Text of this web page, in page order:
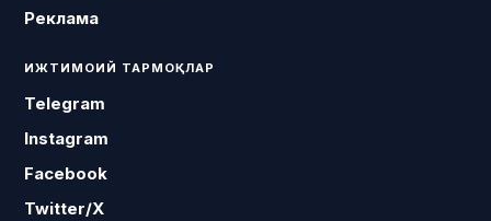
Реклама
ИЖТИМОИЙ ТАРМОҚЛАР
Telegram
Instagram
Facebook
Twitter/X